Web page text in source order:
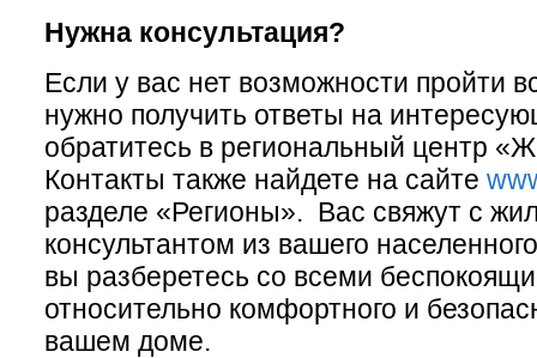
Нужна консультация?
Если у вас нет возможности пройти
нужно получить ответы на
обратитесь в региональный центр
Контакты также найдете на сайте
разделе «Регионы». Вас свяжут с
консультантом из вашего
вы разберетесь со всеми
относительно комфортного и
вашем доме.